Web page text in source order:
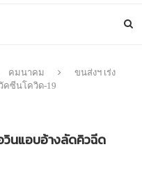
คมนาคม
ขนส่งฯ เร่ง
คซีนโควิด-19
วินแอบอ้างลัดคิวฉีด